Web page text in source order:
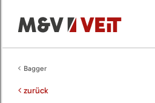
Bagger
zurück